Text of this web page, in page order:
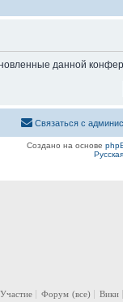
данной
Связаться с
Создано на основе
Участие Форум (все) Вики